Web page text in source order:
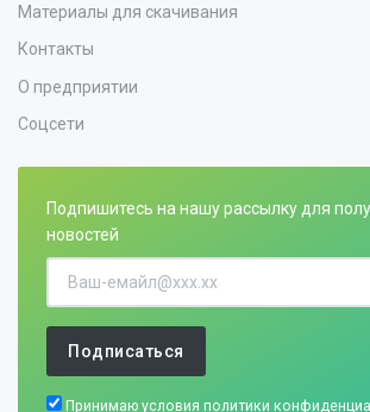
Материалы для скачивания
Контакты
О предприятии
Соцсети
Подпишитесь на нашу рассылку для
новостей
Подписаться
Принимаю условия политики